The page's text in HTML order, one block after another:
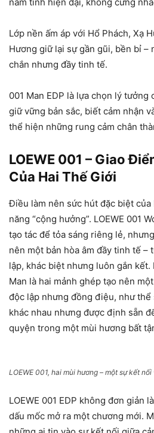
Lớp nền ấm áp với Hổ Phách, Xạ
Hương giữ lại sự gần gũi, bền bỉ –
chắn nhưng đầy tinh tế.
001 Man EDP là lựa chọn lý
giữ vững bản sắc, biết cảm nhận
thể hiện những rung cảm chân
LOEWE 001 – Giao
Của Hai Thế Giới
Điều làm nên sức hút đặc biệt
năng “cộng hưởng”. LOEWE 001
tạo tác để tỏa sáng riêng lẻ,
nên một bản hòa âm đầy tinh tế –
lập, khác biệt nhưng luôn gắn kết.
Man là hai mảnh ghép tạo nên
độc lập nhưng đồng điệu, như
khác nhau nhưng được định sẵn
quyện trong một mùi hương bất
LOEWE 001, hai mùi hương – một sự kết
LOEWE 001 EDP không đơn giản
dấu mốc mở ra một chương mới.